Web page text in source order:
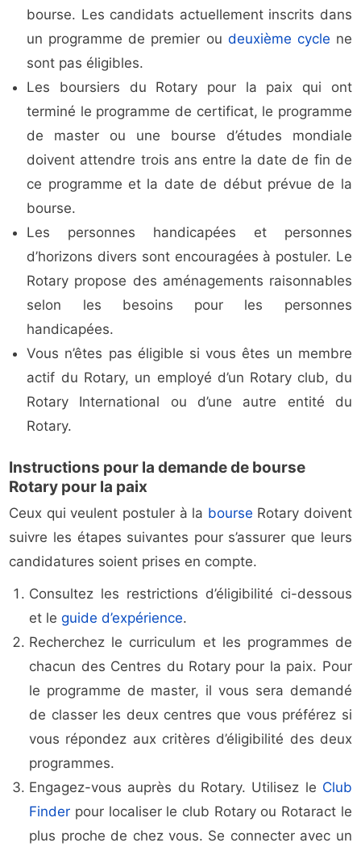
bourse. Les candidats actuellement inscrits dans
un programme de premier ou deuxième cycle ne
sont pas éligibles.
Les boursiers du Rotary pour la paix qui ont
terminé le programme de certificat, le programme
de master ou une bourse d’études mondiale
doivent attendre trois ans entre la date de fin de
ce programme et la date de début prévue de la
bourse.
Les personnes handicapées et personnes
d’horizons divers sont encouragées à postuler. Le
Rotary propose des aménagements raisonnables
selon les besoins pour les personnes
handicapées.
Vous n’êtes pas éligible si vous êtes un membre
actif du Rotary, un employé d’un Rotary club, du
Rotary International ou d’une autre entité du
Rotary.
Instructions pour la demande de bourse
Rotary pour la paix
Ceux qui veulent postuler à la bourse Rotary doivent
suivre les étapes suivantes pour s’assurer que leurs
candidatures soient prises en compte.
Consultez les restrictions d’éligibilité ci-dessous
et leguide d’expérience.
Recherchez le curriculum et les programmes de
chacun des Centres du Rotary pour la paix. Pour
le programme de master, il vous sera demandé
de classer les deux centres que vous préférez si
vous répondez aux critères d’éligibilité des deux
programmes.
Engagez-vous auprès du Rotary. Utilisez le Club
Finder pour localiser le club Rotary ou Rotaract le
plus proche de chez vous. Se connecter avec un